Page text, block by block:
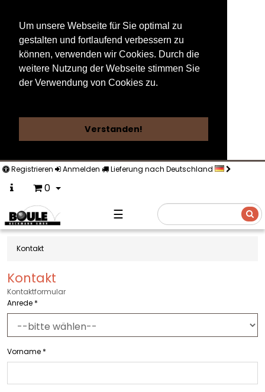
Um unsere Webseite für Sie optimal zu
gestalten und fortlaufend verbessern zu
können, verwenden wir Cookies. Durch die
weitere Nutzung der Webseite stimmen Sie
der Verwendung von Cookies zu.
Verstanden!
Registrieren Anmelden Lieferung nach Deutschland
0
☰
Kontakt
Kontakt
Kontaktformular
Anrede *
Vorname *